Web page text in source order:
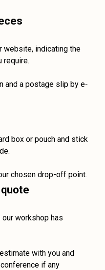
website, indicating the
require.
and a postage slip by e-
box or pouch and stick
chosen drop-off point.
workshop has
with you and
if any